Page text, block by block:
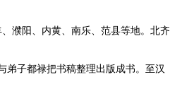
濮阳、内黄、南乐、范县等地。北齐
弟子都禄把书稿整理出版成书。至汉